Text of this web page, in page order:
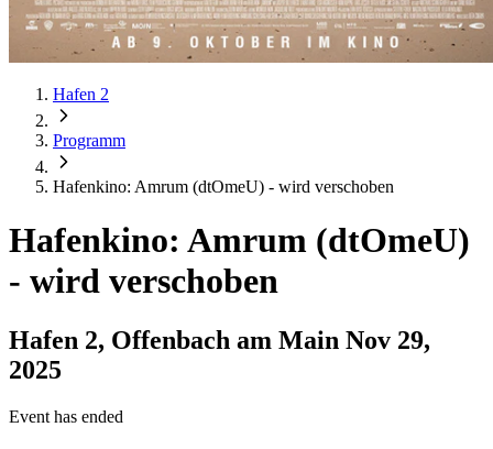
Hafen 2
Programm
Hafenkino: Amrum (dtOmeU) - wird verschoben
Hafenkino: Amrum (dtOmeU)
- wird verschoben
Hafen 2, Offenbach am Main Nov 29,
2025
Event has ended